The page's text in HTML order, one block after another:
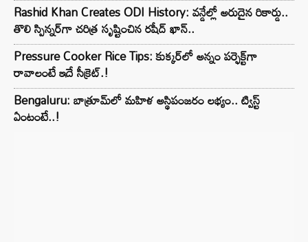
Rashid Khan Creates ODI History: వన్డేల్లో అరుదైన రికార్డు..
తొలి స్పిన్నర్‌గా చరిత్ర సృష్టించిన రషీద్ ఖాన్..
Pressure Cooker Rice Tips: కుక్కర్‌లో అన్నం పర్ఫెక్ట్‌గా
రావాలంటే ఇదే సీక్రెట్.!
Bengaluru: బాత్రూమ్‌లో మహిళ అస్థిపంజరం లభ్యం.. ట్విస్ట్
ఏంటంటే..!